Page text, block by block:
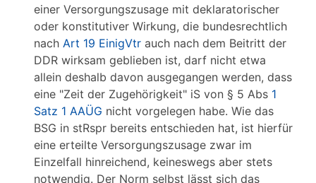
einer Versorgungszusage mit deklaratorischer
oder konstitutiver Wirkung, die bundesrechtlich
nach Art 19 EinigVtr auch nach dem Beitritt der
DDR wirksam geblieben ist, darf nicht etwa
allein deshalb davon ausgegangen werden, dass
eine "Zeit der Zugehörigkeit" iS von § 5 Abs 1
Satz 1 AAÜG nicht vorgelegen habe. Wie das
BSG in stRspr bereits entschieden hat, ist hierfür
eine erteilte Versorgungszusage zwar im
Einzelfall hinreichend, keineswegs aber stets
notwendig. Der Norm selbst lässt sich das